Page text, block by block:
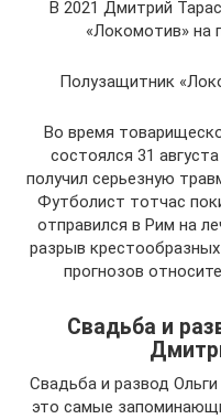
В 2021 Дмитрий
«Локомотив» на
Полузащитник
Во время
состоялся 31
получил серьезную
Футболист тотчас
отправился в Рим на
разрыв
прогнозов
Свадьба и
Свадьба и развод
это самые